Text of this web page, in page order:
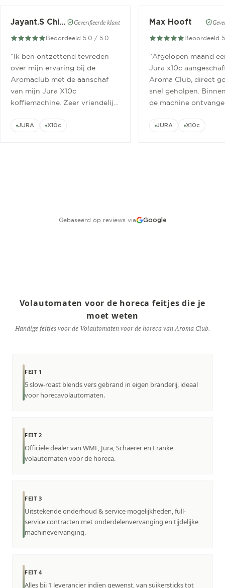
Jayant.S Chitaroe Geverifieerde klant
Beoordeeld 5.0 / 5.0
“Ik ben ontzettend tevreden
over mijn ervaring bij de
Aromaclub met de aanschaf
van mijn Jura X10c
koffiemachine. Zeer vriendelijk
JURA X10c
Max Hooft
Beoordeeld
“Afgelopen maand
Jura x10c
Aroma Club, direct
snel geholpen.
de machine
JURA X10c
Gebaseerd op reviews via Google
Volautomaten voor de horeca feitjes die je
moet weten
Handige feitjes voor de Volautomaten voor de horeca van Aroma Club.
FEIT 1
5 slow-roast blends vers gebrand in eigen branderij, ideaal
voor horecavolautomaten.
FEIT 2
Officiële dealer van WMF, Jura, Schaerer en Franke
volautomaten voor de horeca.
FEIT 3
Uitstekende onderhoud & service mogelijkheden, full-
service contracten met onderdelenvervanging en tijdelijke
machinevervanging.
FEIT 4
Alles bij 1 leverancier indien gewenst, van suikersticks tot